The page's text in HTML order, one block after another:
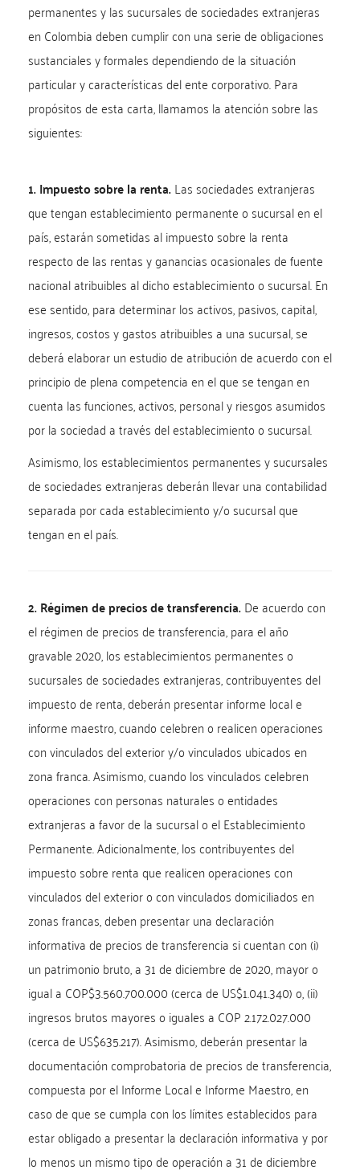
permanentes y las sucursales de sociedades extranjeras
en Colombia deben cumplir con una serie de obligaciones
sustanciales y formales dependiendo de la situación
particular y características del ente corporativo. Para
propósitos de esta carta, llamamos la atención sobre las
siguientes:
1. Impuesto sobre la renta.Las sociedades extranjeras
que tengan establecimiento permanente o sucursal en el
país, estarán sometidas al impuesto sobre la renta
respecto de las rentas y ganancias ocasionales de fuente
nacional atribuibles al dicho establecimiento o sucursal. En
ese sentido, para determinar los activos, pasivos, capital,
ingresos, costos y gastos atribuibles a una sucursal, se
deberá elaborar un estudio de atribución de acuerdo con el
principio de plena competencia en el que se tengan en
cuenta las funciones, activos, personal y riesgos asumidos
por la sociedad a través del establecimiento o sucursal.
Asimismo, los establecimientos permanentes y sucursales
de sociedades extranjeras deberán llevar una contabilidad
separada por cada establecimiento y/o sucursal que
tengan en el país.
2. Régimen de precios de transferencia.De acuerdo con
el régimen de precios de transferencia, para el año
gravable 2020, los establecimientos permanentes o
sucursales de sociedades extranjeras, contribuyentes del
impuesto de renta, deberán presentar informe local e
informe maestro, cuando celebren o realicen operaciones
con vinculados del exterior y/o vinculados ubicados en
zona franca. Asimismo, cuando los vinculados celebren
operaciones con personas naturales o entidades
extranjeras a favor de la sucursal o el Establecimiento
Permanente. Adicionalmente, los contribuyentes del
impuesto sobre renta que realicen operaciones con
vinculados del exterior o con vinculados domiciliados en
zonas francas, deben presentar una declaración
informativa de precios de transferencia si cuentan con (i)
un patrimonio bruto, a 31 de diciembre de 2020, mayor o
igual a COP$3.560.700.000 (cerca de US$1.041.340) o, (ii)
ingresos brutos mayores o iguales a COP 2.172.027.000
(cerca de US$635.217). Asimismo, deberán presentar la
documentación comprobatoria de precios de transferencia,
compuesta por el Informe Local e Informe Maestro, en
caso de que se cumpla con los límites establecidos para
estar obligado a presentar la declaración informativa y por
lo menos un mismo tipo de operación a 31 de diciembre